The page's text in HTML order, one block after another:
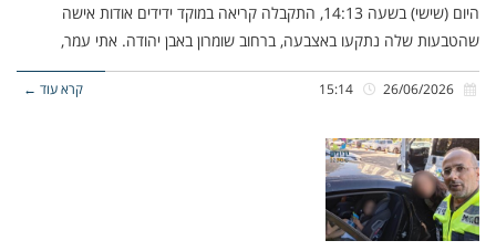
היום (שישי) בשעה 14:13, התקבלה קריאה במוקד ידידים אודות אישה
שהטבעות שלה נתקעו באצבעה, ברחוב שומרון באבן יהודה. אתי עמר,
קרא עוד ←